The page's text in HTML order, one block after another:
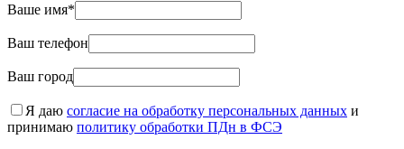
Ваше имя*
Ваш телефон
Ваш город
Я даю согласие на обработку персональных данных и
принимаю политику обработки ПДн в ФСЭ